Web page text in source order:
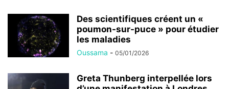
Des scientifiques créent un «
poumon-sur-puce » pour étudier
les maladies
Oussama - 05/01/2026
Greta Thunberg interpellée lors